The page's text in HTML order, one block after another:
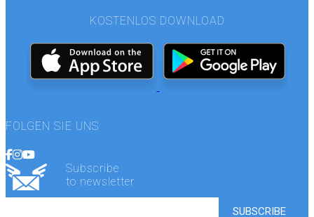
KOSTENLOS DOWNLOAD
FOLGEN SIE UNS
Subscribe
to newsletter